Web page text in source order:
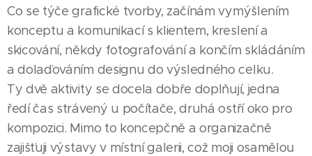
Co se týče grafické tvorby, začínám vymýšlením
konceptu a komunikací s klientem, kreslení a
skicování, někdy fotografování a končím skládáním
a dolaďováním designu do výsledného celku.
Ty dvě aktivity se docela dobře doplňují, jedna
ředí čas strávený u počítače, druhá ostří oko pro
kompozici. Mimo to koncepčně a organizačně
zajišťuji výstavy v místní galerii, což moji osamělou